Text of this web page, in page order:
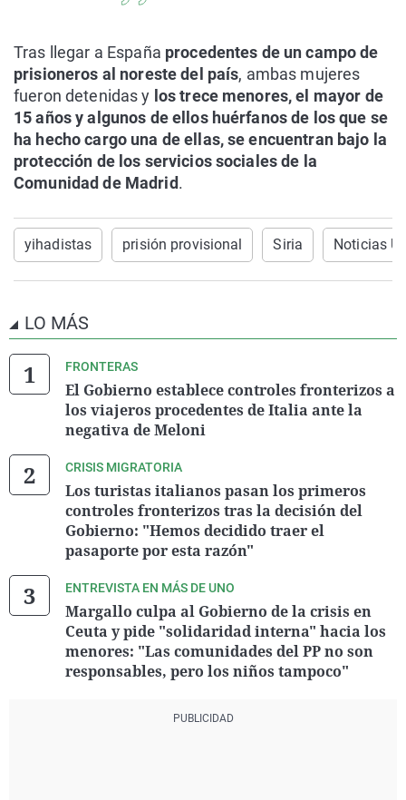
Tras llegar a España procedentes de un campo de
prisioneros al noreste del país, ambas mujeres
fueron detenidas y los trece menores, el mayor de
15 años y algunos de ellos huérfanos de los que se
ha hecho cargo una de ellas, se encuentran bajo la
protección de los servicios sociales de la
Comunidad de Madrid.
yihadistas prisión provisional Siria Noticias
LO MÁS
FRONTERAS
El Gobierno establece controles fronterizos a
los viajeros procedentes de Italia ante la
negativa de Meloni
CRISIS MIGRATORIA
Los turistas italianos pasan los primeros
controles fronterizos tras la decisión del
Gobierno: "Hemos decidido traer el
pasaporte por esta razón"
ENTREVISTA EN MÁS DE UNO
Margallo culpa al Gobierno de la crisis en
Ceuta y pide "solidaridad interna" hacia los
menores: "Las comunidades del PP no son
responsables, pero los niños tampoco"